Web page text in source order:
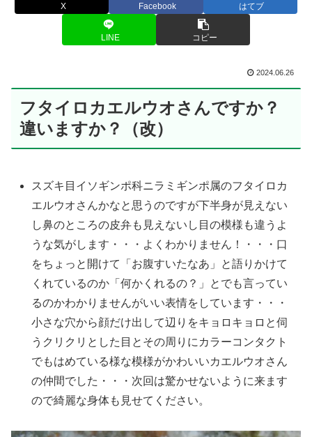
X Facebook はてブ
LINE コピー
2024.06.26
フタイロカエルウオさんですか？
違いますか？（改）
スズキ目イソギンポ科ニラミギンポ属のフタイロカ
エルウオさんかなと思うのですが下半身が見えない
し鼻のところの皮弁も見えないし目の模様も違うよ
うな気がします・・・よくわかりません！・・・口
をちょっと開けて「お腹すいたなあ」と語りかけて
くれているのか「何かくれるの？」とでも言ってい
るのかわかりませんがいい表情をしています・・・
小さな穴から顔だけ出して辺りをキョロキョロと伺
うクリクリとした目とその周りにカラーコンタクト
でもはめている様な模様がかわいいカエルウオさん
の仲間でした・・・次回は驚かせないように来ます
ので綺麗な身体も見せてください。